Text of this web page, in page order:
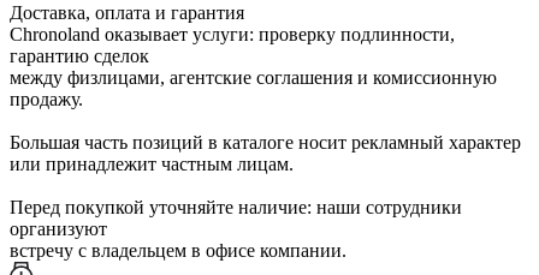
Доставка, оплата и гарантия
Chronoland оказывает услуги: проверку подлинности,
гарантию сделок
между физлицами, агентские соглашения и комиссионную
продажу.
Большая часть позиций в каталоге носит рекламный характер
или принадлежит частным лицам.
Перед покупкой уточняйте наличие: наши сотрудники
организуют
встречу с владельцем в офисе компании.